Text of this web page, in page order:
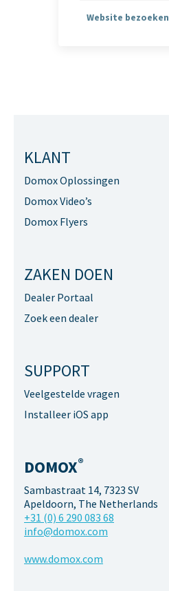
Website bezoeken
KLANT
Domox Oplossingen
Domox Video’s
Domox Flyers
ZAKEN DOEN
Dealer Portaal
Zoek een dealer
SUPPORT
Veelgestelde vragen
Installeer iOS app
DOMOX®
Sambastraat 14, 7323 SV
Apeldoorn, The Netherlands
+31 (0) 6 290 083 68
info@domox.com
www.domox.com